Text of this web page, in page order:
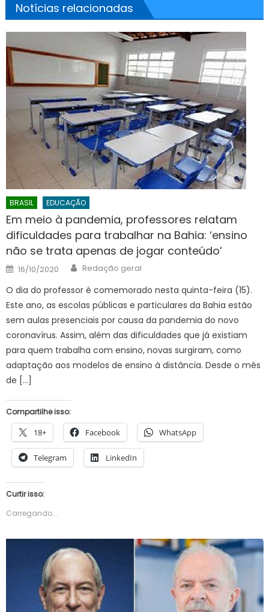
Notícias relacionadas
BRASIL EDUCAÇÃO
Em meio à pandemia, professores relatam
dificuldades para trabalhar na Bahia: ‘ensino
não se trata apenas de jogar conteúdo’
Posted
on
16/10/2020 Author
Redação geral
O dia do professor é comemorado nesta quinta-feira (15).
Este ano, as escolas públicas e particulares da Bahia estão
sem aulas presenciais por causa da pandemia do novo
coronavírus. Assim, além das dificuldades que já existiam
para quem trabalha com ensino, novas surgiram, como
adaptação aos modelos de ensino à distância. Desde o mês
de […]
Compartilhe isso:
18+ Facebook WhatsApp
Telegram LinkedIn
Curtir isso:
Carregando...